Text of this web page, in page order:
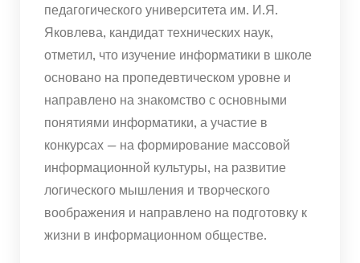
педагогического университета им. И.Я.
Яковлева, кандидат технических наук,
отметил, что изучение информатики в школе
основано на пропедевтическом уровне и
направлено на знакомство с основными
понятиями информатики, а участие в
конкурсах — на формирование массовой
информационной культуры, на развитие
логического мышления и творческого
воображения и направлено на подготовку к
жизни в информационном обществе.